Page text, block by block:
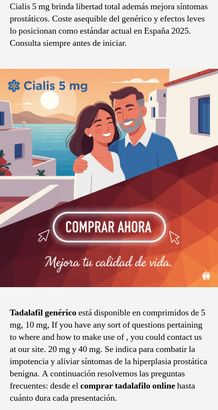
Cialis 5 mg brinda libertad total además mejora síntomas
prostáticos. Coste asequible del genérico y efectos leves
lo posicionan como estándar actual en España 2025.
Consulta siempre antes de iniciar.
Tadalafil genéricoestá disponible en comprimidos de 5
mg, 10 mg, If you have any sort of questions pertaining
to where and how to make use of , you could contact us
at our site. 20 mg y 40 mg. Se indica para combatir la
impotencia y aliviar síntomas de la hiperplasia prostática
benigna. A continuación resolvemos las preguntas
frecuentes: desde elcomprar tadalafilo onlinehasta
cuánto dura cada presentación.